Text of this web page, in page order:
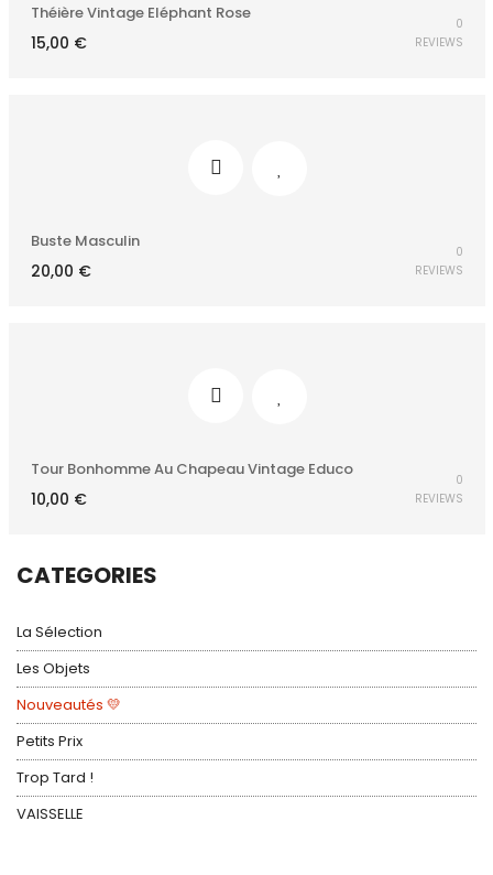
CATEGORIES
La Sélection
Les Objets
Nouveautés 💛
Petits Prix
Trop Tard !
VAISSELLE
Théière Vintage Eléphant Rose
15,00 €
0
REVIEWS
Buste Masculin
20,00 €
0
REVIEWS
Tour Bonhomme Au Chapeau Vintage Educo
10,00 €
0
REVIEWS